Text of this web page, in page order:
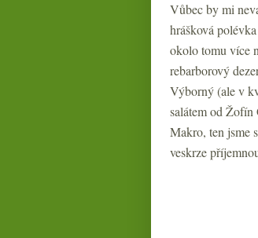
Vůbec by mi
hrášková
okolo tomu více
rebarborový
Výborný (ale v
salátem od
Makro, ten jsme
veskrze